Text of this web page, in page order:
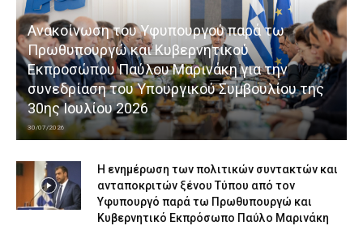
Ανακοίνωση του Υφυπουργού παρά τω
Πρωθυπουργώ και Κυβερνητικού
Εκπροσώπου Παύλου Μαρινάκη για την
συνεδρίαση του Υπουργικού Συμβουλίου της
30ης Ιουλίου 2026
30/07/2026
Η ενημέρωση των πολιτικών συντακτών και
ανταποκριτών ξένου Τύπου από τον
Υφυπουργό παρά τω Πρωθυπουργώ και
Κυβερνητικό Εκπρόσωπο Παύλο Μαρινάκη